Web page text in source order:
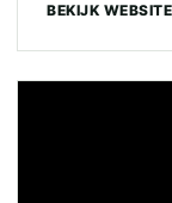
BEKIJK WEBSITE